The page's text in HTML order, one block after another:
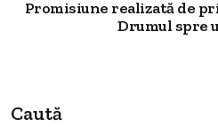
Promisiune realizată de
Drumul spre
Caută